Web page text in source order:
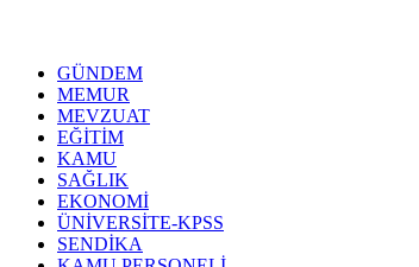
GÜNDEM
MEMUR
MEVZUAT
EĞİTİM
KAMU
SAĞLIK
EKONOMİ
ÜNİVERSİTE-KPSS
SENDİKA